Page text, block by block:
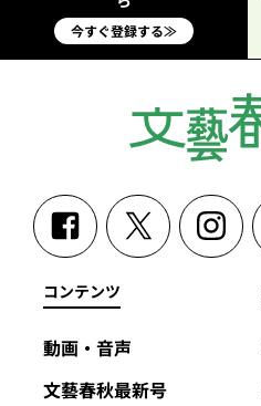
今すぐ登録する≫
コンテンツ
動画・音声
文藝春秋最新号